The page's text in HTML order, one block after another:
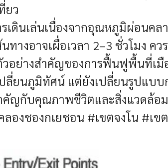
ยว
เดินเล่นเนื่องจากอุณหภูมิผ่อนค
ทางอาจเผื่อเวลา 2–3 ชั่วโมง ค
วอย่างสำคัญของการฟื้นฟูพื้นที่เ
ปลี่ยนภูมิทัศน์ แต่ยังเปลี่ยนรูปแบ
ญกับคุณภาพชีวิตและสิ่งแวดล้อม
องชองกเยชอน #เขตจงโน #